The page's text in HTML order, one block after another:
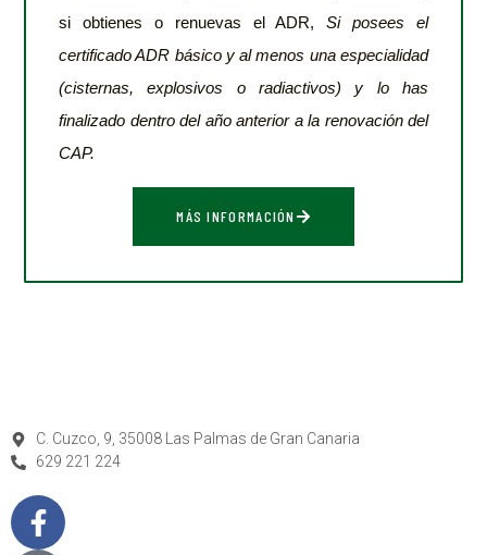
si obtienes o renuevas el ADR,Si posees el
certificado ADR básico y al menos una especialidad
(cisternas, explosivos o radiactivos) y lo has
finalizado dentro del año anterior a la renovación del
CAP.
MÁS INFORMACIÓN
C. Cuzco, 9, 35008 Las Palmas de Gran Canaria
629 221 224